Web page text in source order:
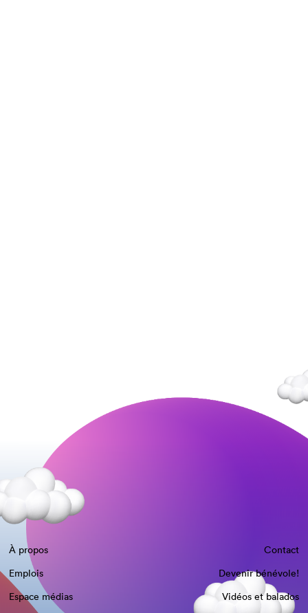
À propos
Contact
Emplois
Devenir bénévole!
Espace médias
Vidéos et balados